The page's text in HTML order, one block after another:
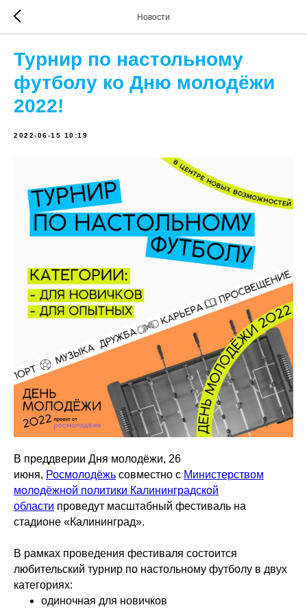
Новости
Турнир по настольному
футболу ко Дню молодёжи
2022!
2022-06-15 10:19
В преддверии Дня молодёжи, 26
июня, Росмолодёжь совместно с Министерством
молодёжной политики Калининградской
области проведут масштабный фестиваль на
стадионе «Калининград».
В рамках проведения фестиваля состоится
любительский турнир по настольному футболу в двух
категориях:
одиночная для новичков